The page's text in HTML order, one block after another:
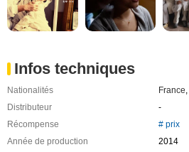
Infos techniques
Nationalités France
Distributeur
-
Récompense
# prix
Année de production
2014